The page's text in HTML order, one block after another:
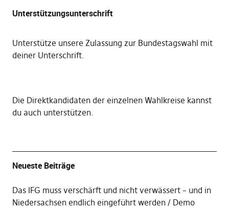
Unterstützungsunterschrift
Unterstütze unsere Zulassung zur Bundestagswahl mit
deiner Unterschrift.
Die Direktkandidaten der einzelnen Wahlkreise kannst
du auch unterstützen.
Neueste Beiträge
Das IFG muss verschärft und nicht verwässert – und in
Niedersachsen endlich eingeführt werden
Demo